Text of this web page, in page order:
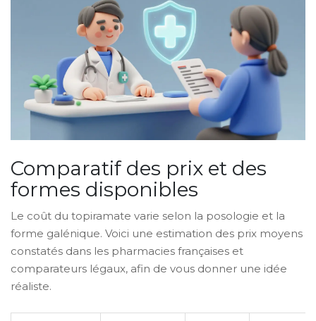
Comparatif des prix et des
formes disponibles
Le coût du topiramate varie selon la posologie et la
forme galénique. Voici une estimation des prix moyens
constatés dans les pharmacies françaises et
comparateurs légaux, afin de vous donner une idée
réaliste.